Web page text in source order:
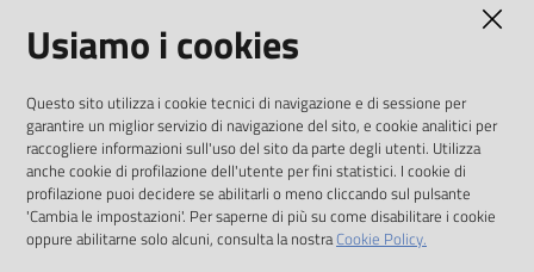
on line
Eventi
Chiedi al
bibliotecario
Avvisi
solo alle condizioni previste dalla direttiva
comunitaria 2003/98/CE e dal d.lgs. 36/2006
SOCIAL
Instagram
Usiamo i cookies
Questo sito utilizza i cookie tecnici di navigazione e di sessione per
garantire un miglior servizio di navigazione del sito, e cookie analitici per
raccogliere informazioni sull'uso del sito da parte degli utenti. Utilizza
anche cookie di profilazione dell'utente per fini statistici. I cookie di
profilazione puoi decidere se abilitarli o meno cliccando sul pulsante
'Cambia le impostazioni'. Per saperne di più su come disabilitare i cookie
oppure abilitarne solo alcuni, consulta la nostraCookie Policy.